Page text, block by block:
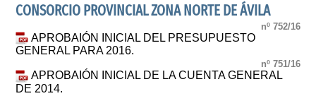
CONSORCIO PROVINCIAL ZONA NORTE DE ÁVILA
nº 752/16
APROBAIÓN INICIAL DEL PRESUPUESTO
GENERAL PARA 2016.
nº 751/16
APROBAIÓN INICIAL DE LA CUENTA GENERAL
DE 2014.